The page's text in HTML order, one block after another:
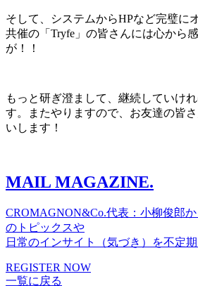
そして、システムからHPなど完璧に
共催の「Tryfe」の皆さんには心から
が！！
もっと研ぎ澄まして、継続していけ
す。またやりますので、お友達の皆
いします！
MAIL MAGAZINE.
CROMAGNON&Co.代表：小柳俊郎
のトピックスや
日常のインサイト（気づき）を不定
REGISTER NOW
一覧に戻る